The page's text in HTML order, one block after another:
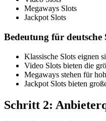
Megaways Slots
Jackpot Slots
Bedeutung für deutsche
Klassische Slots eignen
Video Slots bieten die
Megaways stehen für
Jackpot Slots bieten
Schritt 2: